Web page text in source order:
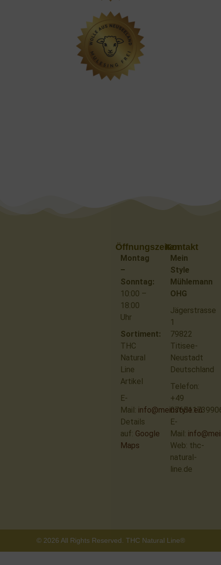
Kontakt
Mein
Style
Mühlemann
OHG
Jägerstrasse
1
79822
Titisee-
Neustadt
Deutschland
Telefon:
+49
E-
Mail:
Web: thc-
natural-
line.de
Öffnungszeiten
Montag
–
Sonntag:
10:00 –
18:00
Uhr
Sortiment:
THC
Natural
Line
Artikel
E-
Mail: info@meinstyle.eu
Details
auf: Google
Maps
© 2026 All Rights Reserved. THC Natural Line®